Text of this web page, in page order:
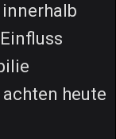
heute